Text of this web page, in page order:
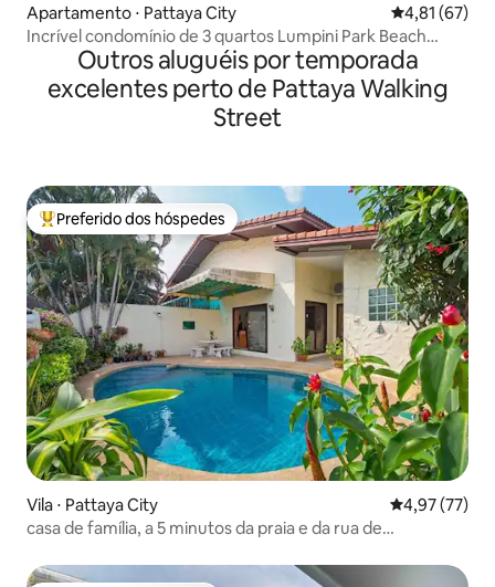
Apartamento ⋅ Pattaya City 4,81 de uma
4,81 (67)
Incrível condomínio de 3 quartos Lumpini Park Beach
JomtienOutros aluguéis por temporada
excelentes perto de Pattaya Walking
Street
Entre os melhores preferidos dos hóspedes
Preferido dos hóspedes
Vila ⋅ Pattaya City 4,97 de uma
4,97 (77)
casa de família, a 5 minutos da praia e da rua de